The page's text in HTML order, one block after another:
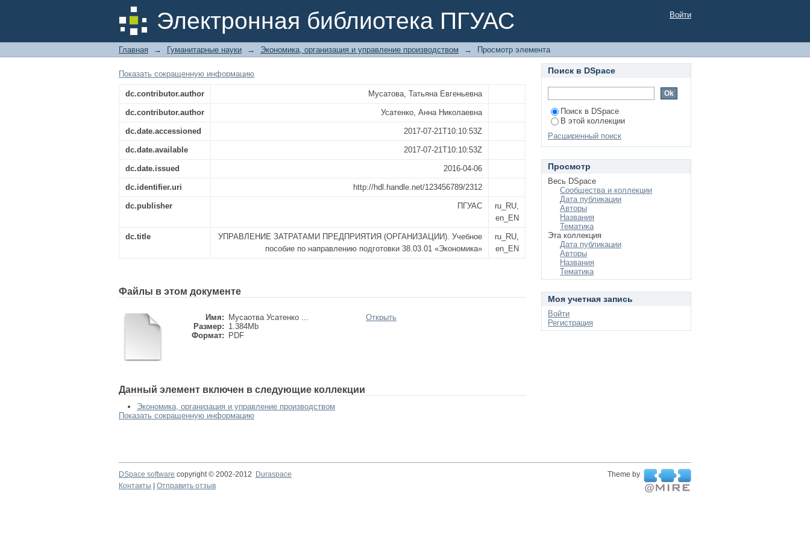
Электронная библиотека ПГУАС
УПРАВЛЕНИЕ ЗАТРАТАМИ ПРЕДПРИЯТИЯ (ОРГАНИЗАЦИИ). Учебное пособие
по направлению подготовки 38.03.01 «Экономика»
Войти
Главная → Гуманитарные науки → Экономика, организация и управление производством → Просмотр элемента
Показать сокращенную информацию
dc.contributor.author Мусатова, Татьяна Евгеньевна
dc.contributor.author Усатенко, Анна Николаевна
dc.date.accessioned 2017-07-21T10:10:53Z
dc.date.available 2017-07-21T10:10:53Z
dc.date.issued 2016-04-06
dc.identifier.uri http://hdl.handle.net/123456789/2312
dc.publisher ПГУАС
ru_RU,
en_EN
dc.title
УПРАВЛЕНИЕ ЗАТРАТАМИ ПРЕДПРИЯТИЯ (ОРГАНИЗАЦИИ). Учебное
пособие по направлению подготовки 38.03.01 «Экономика»
ru_RU,
en_EN
Файлы в этом документе
Имя:
Мусаотва Усатенко ...
Размер: 1.384Mb
Формат:
PDF
Открыть
Данный элемент включен в следующие коллекции
Экономика, организация и управление производством
Показать сокращенную информацию
Поиск в DSpace
Поиск в DSpace
В этой коллекции
Расширенный поиск
Просмотр
Весь DSpace
Сообщества и коллекции
Дата публикации
Авторы
Названия
Тематика
Эта коллекция
Дата публикации
Авторы
Названия
Тематика
Моя учетная запись
Войти
Регистрация
DSpace software copyright © 2002-2012 Duraspace
Theme by
Контакты
Отправить отзыв